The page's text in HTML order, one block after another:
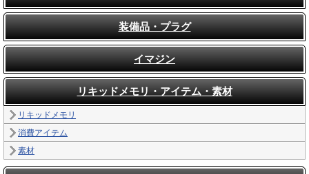
装備品・プラグ
イマジン
リキッドメモリ・アイテム・素材
リキッドメモリ
消費アイテム
素材